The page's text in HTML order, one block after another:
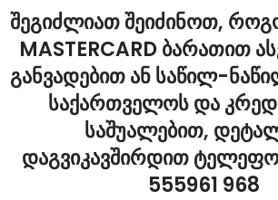
შეგიძლიათ შეიძინოთ,
MASTERCARD ბარათით
განვადებით ან საწილ-
საქართველოს და
საშუალებით,
დაგვიკავშირდით
555961 968